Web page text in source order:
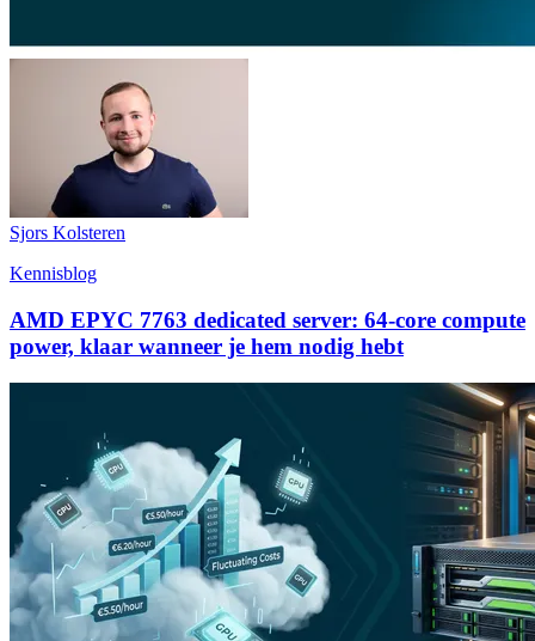
Sjors Kolsteren
Kennisblog
AMD EPYC 7763 dedicated server: 64-core compute
power, klaar wanneer je hem nodig hebt